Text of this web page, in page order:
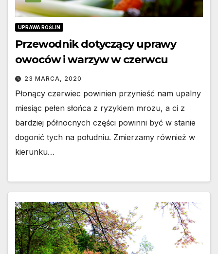
UPRAWA ROŚLIN
Przewodnik dotyczący uprawy
owoców i warzyw w czerwcu
23 MARCA, 2020
Płonący czerwiec powinien przynieść nam upalny
miesiąc pełen słońca z ryzykiem mrozu, a ci z
bardziej północnych części powinni być w stanie
dogonić tych na południu. Zmierzamy również w
kierunku…